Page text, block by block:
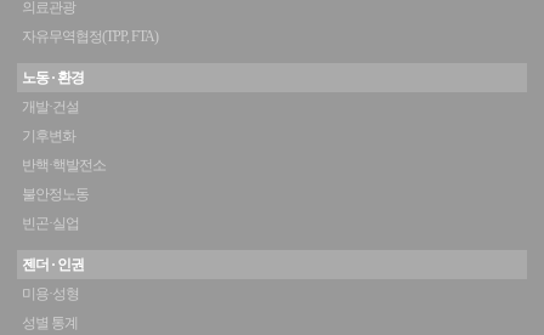
의료관광
자유무역협정(TPP, FTA)
노동 · 환경
개발·건설
기후변화
반핵·핵발전소
불안정노동
빈곤·실업
젠더 · 인권
미용·성형
성별 통계